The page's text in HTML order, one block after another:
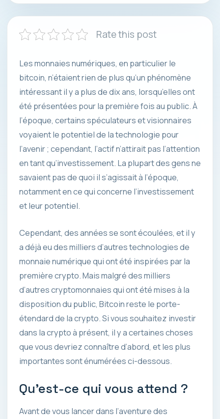
Rate this post
Les monnaies numériques, en particulier le
bitcoin, n’étaient rien de plus qu’un phénomène
intéressant il y a plus de dix ans, lorsqu’elles ont
été présentées pour la première fois au public. À
l’époque, certains spéculateurs et visionnaires
voyaient le potentiel de la technologie pour
l’avenir ; cependant, l’actif n’attirait pas l’attention
en tant qu’investissement. La plupart des gens ne
savaient pas de quoi il s’agissait à l’époque,
notamment en ce qui concerne l’investissement
et leur potentiel.
Cependant, des années se sont écoulées, et il y
a déjà eu des milliers d’autres technologies de
monnaie numérique qui ont été inspirées par la
première crypto. Mais malgré des milliers
d’autres cryptomonnaies qui ont été mises à la
disposition du public, Bitcoin reste le porte-
étendard de la crypto. Si vous souhaitez investir
dans la crypto à présent, il y a certaines choses
que vous devriez connaître d’abord, et les plus
importantes sont énumérées ci-dessous.
Qu’est-ce qui vous attend ?
Avant de vous lancer dans l’aventure des